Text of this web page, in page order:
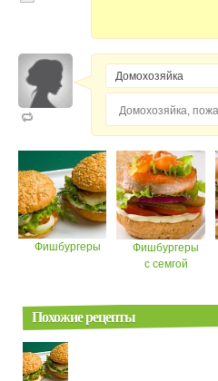
Фишбургеры
Фишбургеры
с семгой
Похожие рецепты